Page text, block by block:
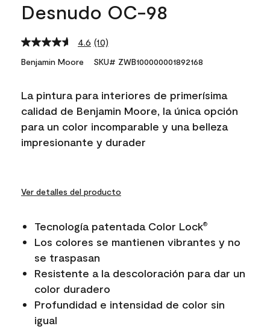
Desnudo OC-98
4.6 Read
10
Reviews.
link.
(10)
Benjamin Moore SKU# ZWB100000001892168
La pintura para interiores de primerísima
calidad de Benjamin Moore, la única opción
para un color incomparable y una belleza
impresionante y durader
Ver detalles del producto
Tecnología patentada Color Lock®
Los colores se mantienen vibrantes y no
se traspasan
Resistente a la descoloración para dar un
color duradero
Profundidad e intensidad de color sin
igual